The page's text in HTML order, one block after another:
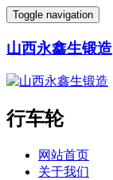
Toggle navigation
山西永鑫生锻造
行车轮
网站首页
关于我们